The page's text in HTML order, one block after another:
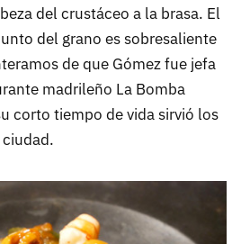
del crustáceo a la brasa. El
del grano es sobresaliente
de que Gómez fue jefa
madrileño La Bomba
corto tiempo de vida sirvió los